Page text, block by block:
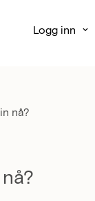
Logg inn
nå?